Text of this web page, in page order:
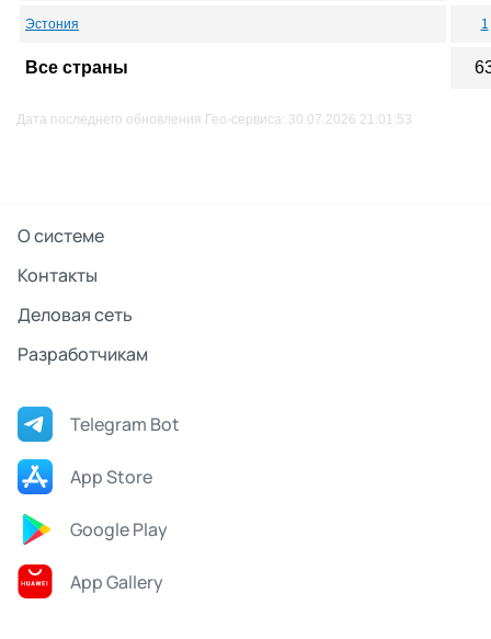
Эстония 1
Все страны
Дата последнего обновления Гео-сервиса: 30.07.2026 21:01:53
О системе
Контакты
Деловая сеть
Разработчикам
Telegram Bot
App Store
Google Play
App Gallery